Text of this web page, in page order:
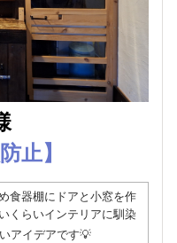
止】
食器棚にドアと小窓を作
くらいインテリアに馴染
アイデアです💡